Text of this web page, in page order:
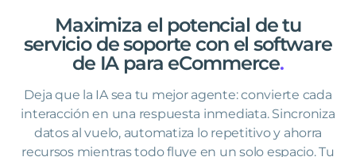
Maximiza el potencial de tu
servicio de soporte con el software
de IA para eCommerce.
Deja que la IA sea tu mejor agente: convierte cada
interacción en una respuesta inmediata. Sincroniza
datos al vuelo, automatiza lo repetitivo y ahorra
recursos mientras todo fluye en un solo espacio. Tu